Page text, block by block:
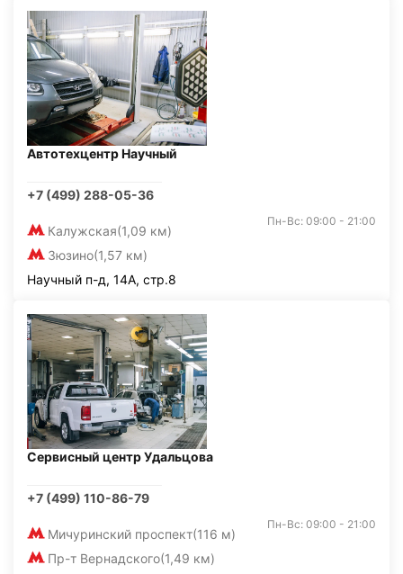
Автотехцентр Научный
+7 (499) 288-05-36
Калужская(1,09 км)
Зюзино(1,57 км)
Пн-Вс: 09:00 - 21:00
Научный п-д, 14А, стр.8
Сервисный центр Удальцова
+7 (499) 110-86-79
Мичуринский проспект(116 м)
Пр-т Вернадского(1,49 км)
Пн-Вс: 09:00 - 21:00